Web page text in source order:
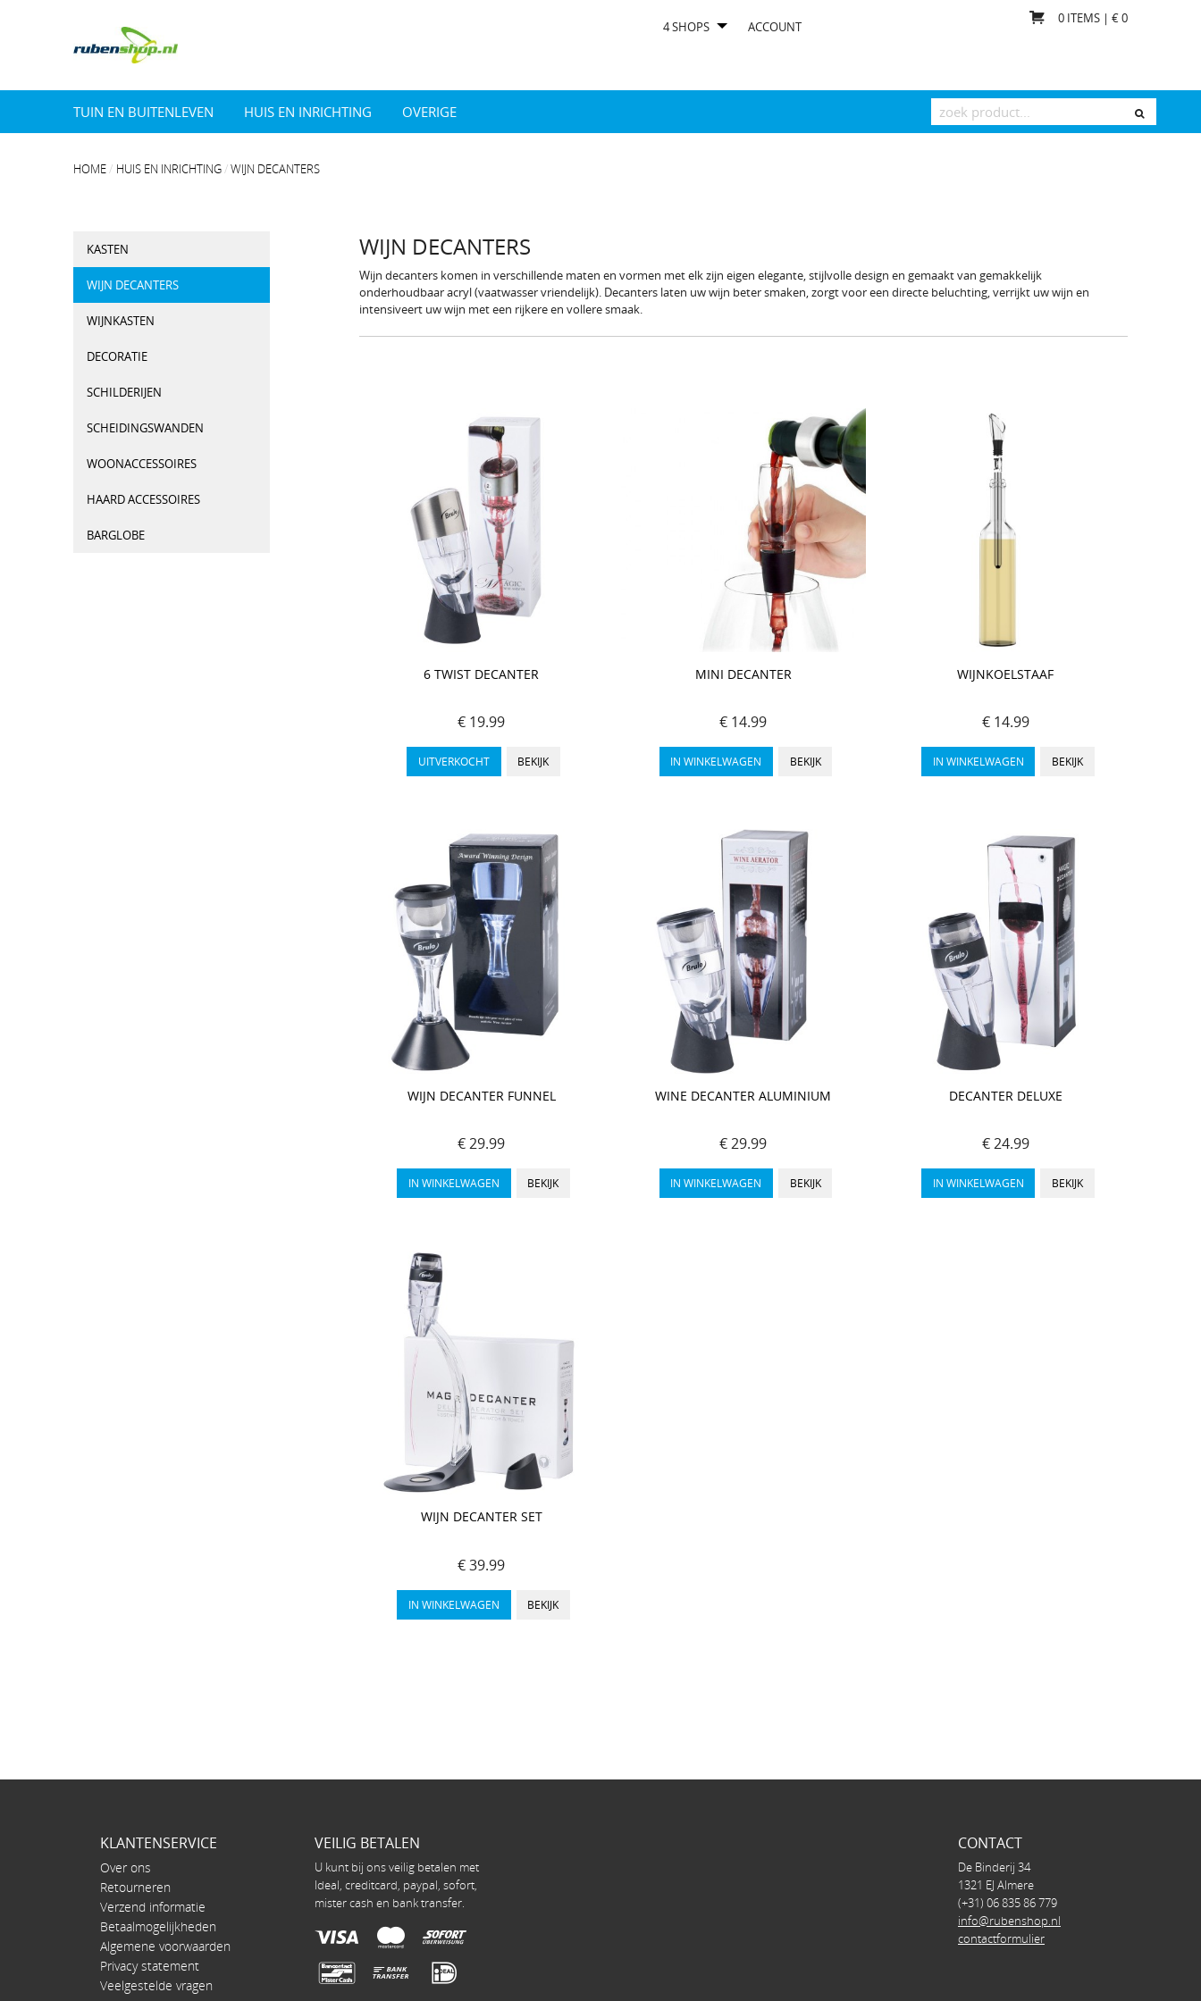
4 SHOPS ACCOUNT
0 ITEMS | €0
TUIN EN BUITENLEVEN HUIS EN INRICHTING OVERIGE
HOME HUIS EN INRICHTING WIJN DECANTERS
KASTEN
WIJN DECANTERS
WIJNKASTEN
DECORATIE
SCHILDERIJEN
SCHEIDINGSWANDEN
WOONACCESSOIRES
HAARD ACCESSOIRES
BARGLOBE
WIJN DECANTERS
Wijn decanters komen in verschillende maten en vormen met elk zijn eigen elegante, stijlvolle design en gemaakt van gemakkelijk
onderhoudbaar acryl (vaatwasser vriendelijk). Decanters laten uw wijn beter smaken, zorgt voor een directe beluchting, verrijkt uw wijn en
intensiveert uw wijn met een rijkere en vollere smaak.
6 TWIST DECANTER
€ 19.99
UITVERKOCHT BEKIJK
MINI DECANTER
€ 14.99
IN WINKELWAGEN BEKIJK
WIJNKOELSTAAF
€ 14.99
IN WINKELWAGEN BEKIJK
WIJN DECANTER FUNNEL
€ 29.99
IN WINKELWAGEN BEKIJK
WINE DECANTER ALUMINIUM
€ 29.99
IN WINKELWAGEN BEKIJK
DECANTER DELUXE
€ 24.99
IN WINKELWAGEN BEKIJK
WIJN DECANTER SET
€ 39.99
IN WINKELWAGEN BEKIJK
KLANTENSERVICE
Over ons
Retourneren
Verzend informatie
Betaalmogelijkheden
Algemene voorwaarden
Privacy statement
Veelgestelde vragen
VEILIG BETALEN
U kunt bij ons veilig betalen met
Ideal, creditcard, paypal, sofort,
mister cash en bank transfer.
CONTACT
De Binderij 34
1321 EJ Almere
(+31) 06 835 86 779
info@rubenshop.nl
contactformulier